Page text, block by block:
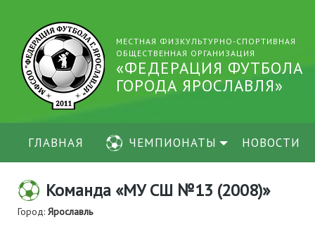
МЕСТНАЯ ФИЗКУЛЬТУРНО-СПОРТИВНАЯ
ОБЩЕСТВЕННАЯ ОРГАНИЗАЦИЯ
«ФЕДЕРАЦИЯ ФУТБОЛА
ГОРОДА ЯРОСЛАВЛЯ»
ГЛАВНАЯ ЧЕМПИОНАТЫ НОВОСТИ
Команда «МУ СШ №13 (2008)»
Город: Ярославль